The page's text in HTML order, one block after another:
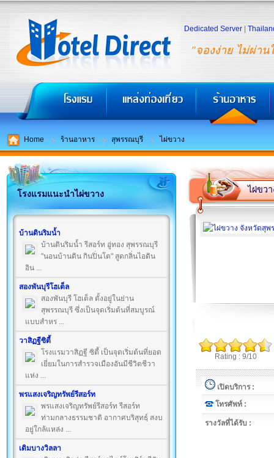
"จองง่าย ไม่ผ่าน
Dedicated Server
Home ร้านอาหาร สุพรรณบุรี ไผ่ขวาง
โรงแรมแนะนำไผ่ขวาง
บ้านดินริมน้ำ
บ้านดินริมน้ำ รีสอร์ท อู่ทอง สุพรรณบุรี
"นอนบ้านดิน กินปิ่นโต" สูดกลิ่นไอดิน
อิน ...
สองพันบุรีโฮเต็ล
สองพันบุรี โฮเต็ล ตั้งอยู่ในย่าน
สุพรรณบุรี ซึ่งเป็นจุดเริ่มต้นที่สมบูรณ์
แบบสำหร ...
วาสิฏฐีซิตี้
โรงแรมวาสิฏฐี ซิตี้ เป็นจุดเริ่มต้นที่ยอด
เยี่ยมในการสำรวจเมืองอันมีชีวิตชีวา
แห่ง ...
พรแสงเจริญทรัพย์รีสอร์ท
พรแสงเจริญทรัพย์รีสอร์ท รีสอร์ท
ท่ามกลางธรรมชาติ อากาศบริสุทธฺ์ สงบ
อยู่ใกล้แหล่ง ...
เดิมบางวิลลา
ไผ่ขวา
Rating : 9/10
เปิดบริการ :
โทรศัพท์ :
รางวัลที่ได้รับ :